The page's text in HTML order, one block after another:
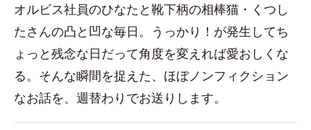
オルビス社員のひなたと靴下柄の相棒猫・くつし
たさんの凸と凹な毎日。うっかり！が発生してち
ょっと残念な日だって角度を変えれば愛おしくな
る。そんな瞬間を捉えた、ほぼノンフィクション
なお話を、週替わりでお送りします。